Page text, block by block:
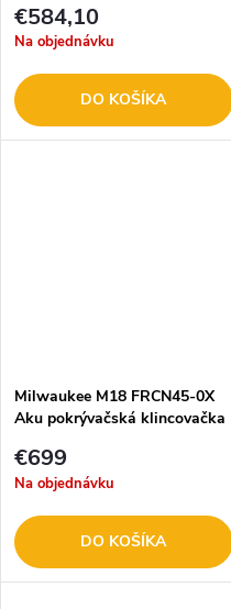
€584,10
Na objednávku
DO KOŠÍKA
Milwaukee M18 FRCN45-0X
Aku pokrývačská klincovačka
€699
Na objednávku
DO KOŠÍKA